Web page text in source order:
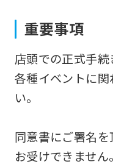
重要事項
店頭での正式手
各種イベントに
い。
同意書にご署名
お受けできません